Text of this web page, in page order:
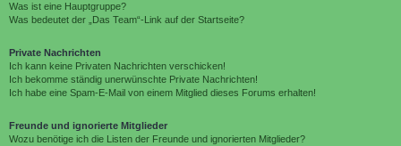
Was ist eine Hauptgruppe?
Was bedeutet der „Das Team“-Link auf der Startseite?
Private Nachrichten
Ich kann keine Privaten Nachrichten verschicken!
Ich bekomme ständig unerwünschte Private Nachrichten!
Ich habe eine Spam-E-Mail von einem Mitglied dieses Forums erhalten!
Freunde und ignorierte Mitglieder
Wozu benötige ich die Listen der Freunde und ignorierten Mitglieder?